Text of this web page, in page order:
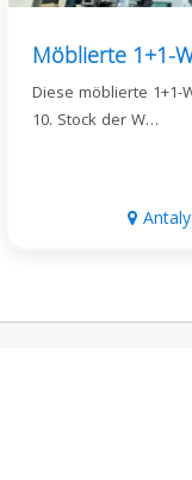
Diese möblierte 1+1-
10. Stock der W…